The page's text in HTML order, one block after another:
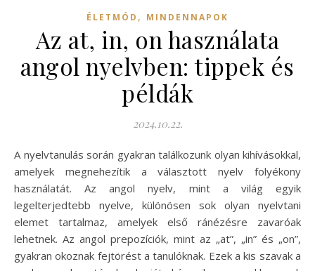
ÉLETMÓD , MINDENNAPOK
Az at, in, on használata
angol nyelvben: tippek és
példák
2024.10.22.
A nyelvtanulás során gyakran találkozunk olyan kihívásokkal,
amelyek megnehezítik a választott nyelv folyékony
használatát. Az angol nyelv, mint a világ egyik
legelterjedtebb nyelve, különösen sok olyan nyelvtani
elemet tartalmaz, amelyek első ránézésre zavaróak
lehetnek. Az angol prepozíciók, mint az „at”, „in” és „on”,
gyakran okoznak fejtörést a tanulóknak. Ezek a kis szavak a